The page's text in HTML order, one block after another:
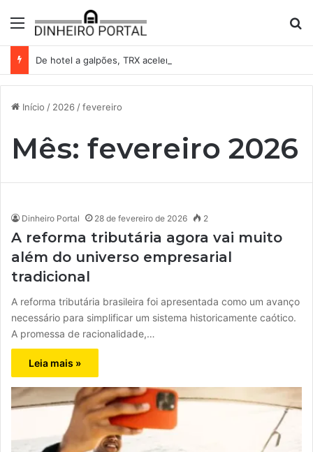
Menu
Início / 2026 /fevereiro
Mês: fevereiro 2026
Dinheiro Portal 28 de fevereiro de 2026 2
A reforma tributária agora vai muito
além do universo empresarial
tradicional
A reforma tributária brasileira foi apresentada como um avanço
necessário para simplificar um sistema historicamente caótico.
A promessa de racionalidade,…
Leia mais »